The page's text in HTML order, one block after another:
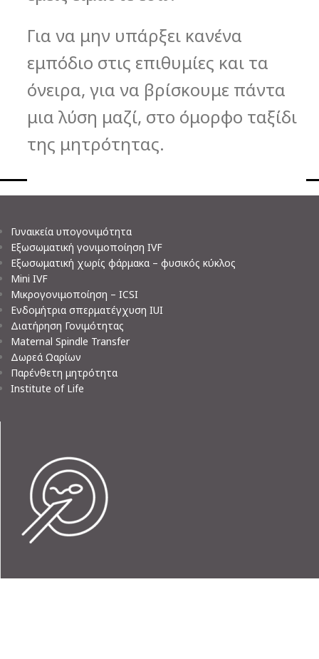
Για να μην υπάρξει κανένα
εμπόδιο στις επιθυμίες και τα
όνειρα, για να βρίσκουμε πάντα
μια λύση μαζί, στο όμορφο ταξίδι
της μητρότητας.
Γυναικεία υπογονιμότητα
Εξωσωματική γονιμοποίηση IVF
Εξωσωματική χωρίς φάρμακα – φυσικός κύκλος
Mini IVF
Μικρογονιμοποίηση – ICSI
Ενδομήτρια σπερματέγχυση IUI
Διατήρηση Γονιμότητας
Maternal Spindle Transfer
Δωρεά Ωαρίων
Παρένθετη μητρότητα
Institute of Life